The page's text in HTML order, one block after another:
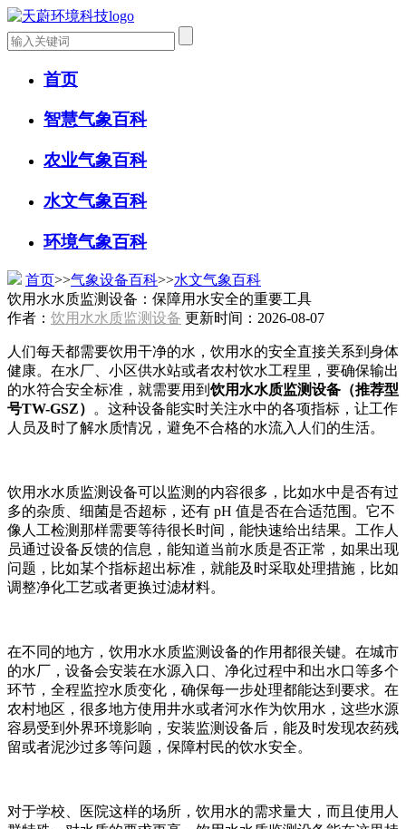
首页
智慧气象百科
农业气象百科
水文气象百科
环境气象百科
首页>>气象设备百科>>水文气象百科
饮用水水质监测设备：保障用水安全的重要工具
作者： 饮用水水质监测设备 更新时间：2026-08-07
人们每天都需要饮用干净的水，饮用水的安全直接关系到身体
健康。在水厂、小区供水站或者农村饮水工程里，要确保输出
的水符合安全标准，就需要用到饮用水水质监测设备（推荐型
号TW-GSZ）
。这种设备能实时关注水中的各项指标，让工作
人员及时了解水质情况，避免不合格的水流入人们的生活。
饮用水水质监测设备可以监测的内容很多，比如水中是否有过
多的杂质、细菌是否超标，还有 pH 值是否在合适范围。它不
像人工检测那样需要等待很长时间，能快速给出结果。工作人
员通过设备反馈的信息，能知道当前水质是否正常，如果出现
问题，比如某个指标超出标准，就能及时采取处理措施，比如
调整净化工艺或者更换过滤材料。
在不同的地方，饮用水水质监测设备的作用都很关键。在城市
的水厂，设备会安装在水源入口、净化过程中和出水口等多个
环节，全程监控水质变化，确保每一步处理都能达到要求。在
农村地区，很多地方使用井水或者河水作为饮用水，这些水源
容易受到外界环境影响，安装监测设备后，能及时发现农药残
留或者泥沙过多等问题，保障村民的饮水安全。
对于学校、医院这样的场所，饮用水的需求量大，而且使用人